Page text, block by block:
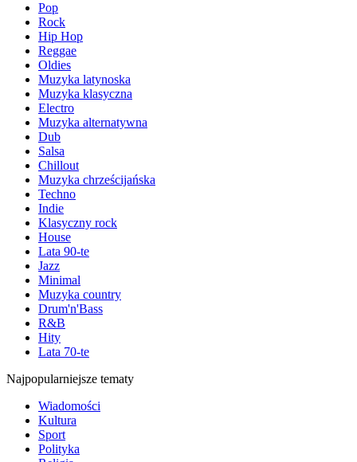
Pop
Rock
Hip Hop
Reggae
Oldies
Muzyka latynoska
Muzyka klasyczna
Electro
Muzyka alternatywna
Dub
Salsa
Chillout
Muzyka chrześcijańska
Techno
Indie
Klasyczny rock
House
Lata 90-te
Jazz
Minimal
Muzyka country
Drum'n'Bass
R&B
Hity
Lata 70-te
Najpopularniejsze tematy
Wiadomości
Kultura
Sport
Polityka